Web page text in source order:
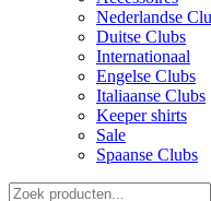
Nederlandse
Duitse Clubs
Internationaal
Engelse Clubs
Italiaanse Clubs
Keeper shirts
Sale
Spaanse Clubs